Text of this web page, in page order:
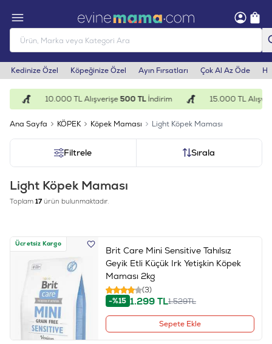
Kedinize Özel Köpeğinize Özel Ayın Fırsatları Çok Al Az Öde
10.000 TL Alışverişe500 TLİndirim 15.000 TL
Ana Sayfa KÖPEK Köpek Maması Light Köpek Maması
Filtrele Sırala
Light Köpek Maması
Toplam 17ürün bulunmaktadır.
Ücretsiz Kargo
Brit Care Mini Sensitive Tahılsız
Geyik Etli Küçük Irk Yetişkin Köpek
Maması 2kg
(3)
-%15 1.299TL1.529TL
Sepete Ekle